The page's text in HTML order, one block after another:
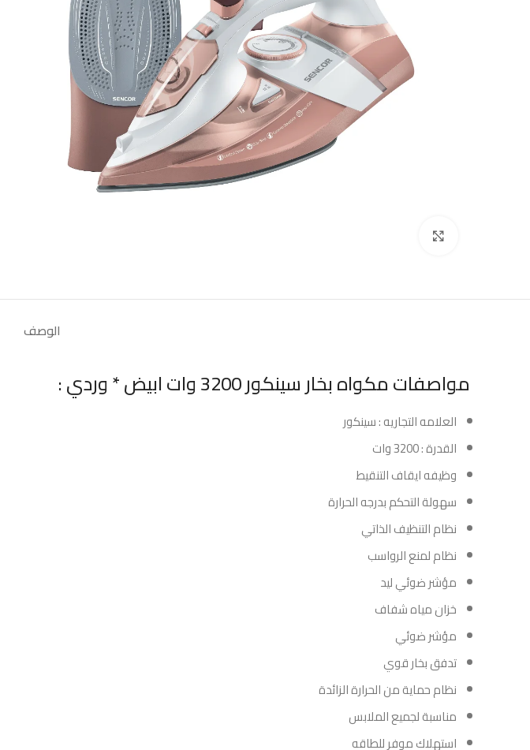
الوصف
مواصفات مكواه بخار سينكور 3200 وات ابيض * وردي :
العلامه التجاريه : سينكور
القدرة : 3200 وات
وظيفه ايقاف التنقيط
سهولة التحكم بدرجه الحرارة
نظام التنظيف الذاتي
نظام لمنع الرواسب
مؤشر ضوئي ليد
خزان مياه شفاف
مؤشر ضوئي
تدفق بخار قوي
نظام حماية من الحرارة الزائدة
مناسبة لجميع الملابس
استهلاك موفر للطاقه